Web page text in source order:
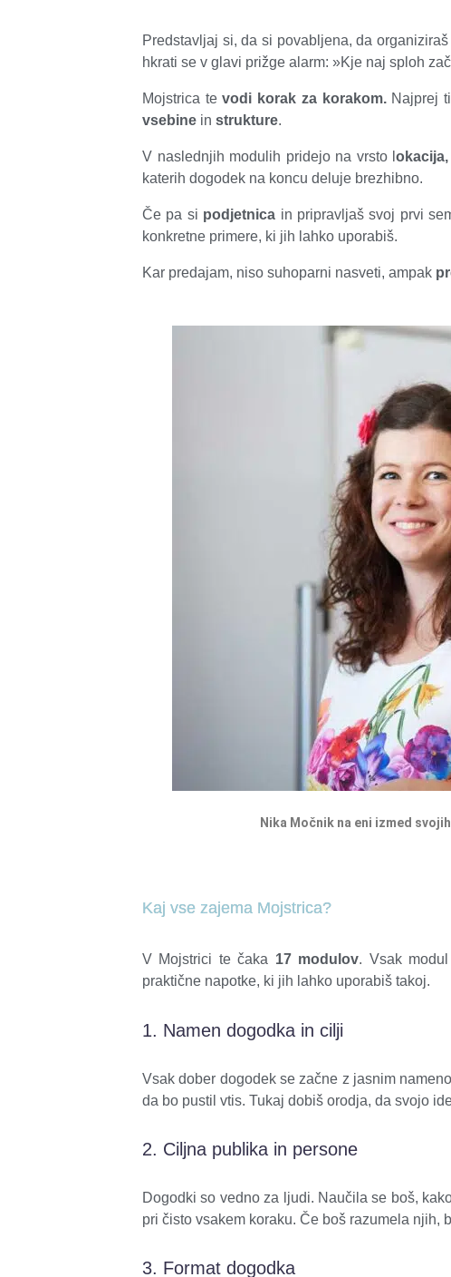
Predstavljaj si, da si povabljena, da
hkrati se v glavi prižge alarm: »Kje naj sploh
Mojstrica tevodi korak za korakom.Najprej ti
vsebine in strukture.
V naslednjih modulih pridejo na vrsto l
katerih dogodek na koncu deluje brezhibno.
Če pa si podjetnica in pripravljaš svoj prvi
konkretne primere, ki jih lahko uporabiš.
Kar predajam, niso suhoparni nasveti, ampak
Nika Močnik na eni izmed
Kaj vse zajema Mojstrica?
V Mojstrici te čaka 17 modulov. Vsak
praktične napotke, ki jih lahko uporabiš takoj.
1. Namen dogodka in cilji
Vsak dober dogodek se začne z jasnim
da bo pustil vtis. Tukaj dobiš orodja, da svojo
2. Ciljna publika in persone
Dogodki so vedno za ljudi. Naučila se boš,
pri čisto vsakem koraku. Če boš razumela njih,
3. Format dogodka